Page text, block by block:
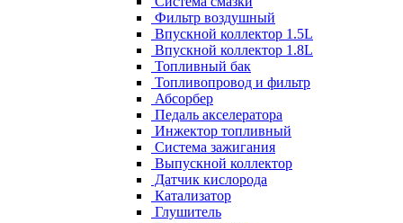
Фильтр воздушный
Впускной коллектор 1.5L
Впускной коллектор 1.8L
Топливный бак
Топливопровод и фильтр
Абсорбер
Педаль акселератора
Инжектор топливный
Система зажигания
Выпускной коллектор
Датчик кислорода
Катализатор
Глушитель